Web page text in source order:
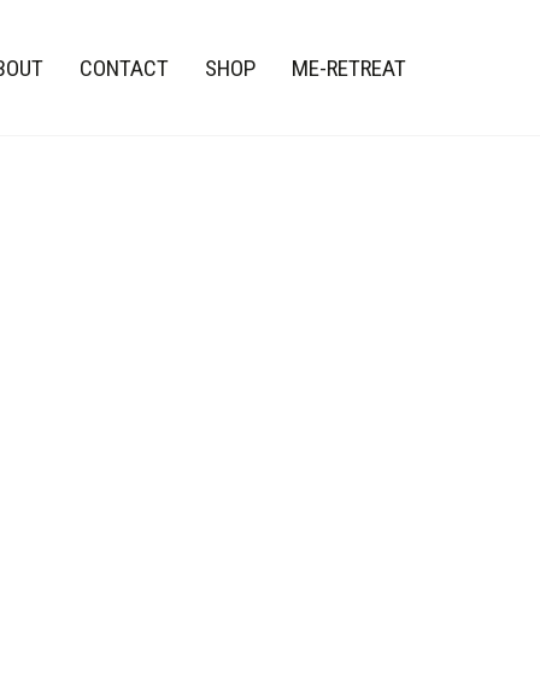
CONTACT SHOP ME-RETREAT